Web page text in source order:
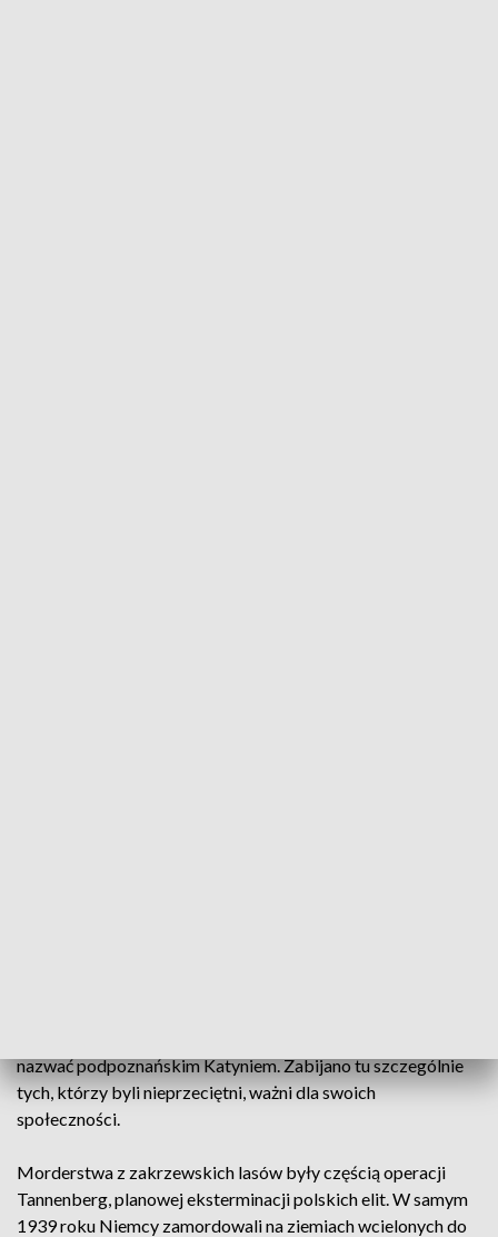
nazwać podpoznańskim Katyniem. Zabijano tu szczególnie
tych, którzy byli nieprzeciętni, ważni dla swoich
społeczności.
Morderstwa z zakrzewskich lasów były częścią operacji
Tannenberg, planowej eksterminacji polskich elit. W samym
1939 roku Niemcy zamordowali na ziemiach wcielonych do